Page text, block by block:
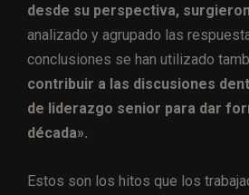
desde su perspectiva,
analizado y agrupado las
conclusiones se han utilizado
contribuir a las discusiones
de liderazgo senior para dar
década».
Estos son los hitos que los